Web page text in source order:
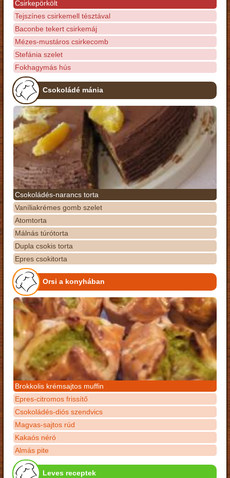
Csirkepörkölt
Tejszínes csirkemell tésztával
Baconbe tekert csirkemáj
Mézes-mustáros csirkecomb
Stefánia szelet
Fokhagymás hús
Csokoládé mánia
Csokoládés-narancs torta
Vaníliakrémes gomb szelet
Atomtorta
Málnás túrótorta
Dupla csokis torta
Epres csokitorta
Orsi a konyhában
Brokkolis krémsajtos muffin
Epres-citromos frissítő
Csokoládés-diós szendvics
Magvas-sajtos rúd
Kakaós néró
Almás pite
Leves receptek